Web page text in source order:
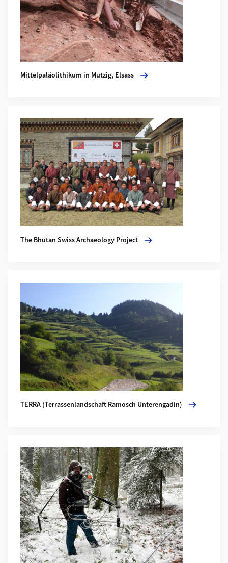
Mittelpaläolithikum in Mutzig, Elsass
The Bhutan Swiss Archaeology Project
Mehr zu The Bhutan Swiss Archaeology Project
TERRA (Terrassenlandschaft Ramosch Unterengadin)
Mehr zu ArchSeeLand